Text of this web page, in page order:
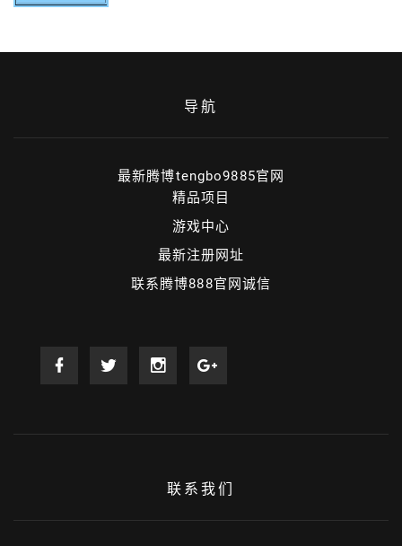
导航
最新腾博tengbo9885官网
精品项目
游戏中心
最新注册网址
联系腾博888官网诚信
联系我们